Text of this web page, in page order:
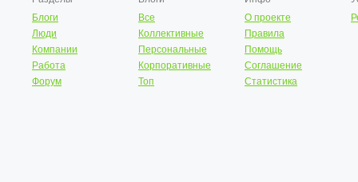
Блоги
Люди
Компании
Работа
Форум
Все
Коллективные
Персональные
Корпоративные
Топ
О проекте
Правила
Помощь
Соглашение
Статистика